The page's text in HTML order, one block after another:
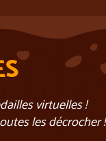
virtuelles !
les décrocher !